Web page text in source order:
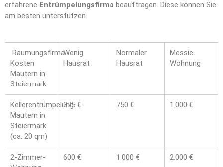
erfahrene Entrümpelungsfirma beauftragen. Diese können Sie
am besten unterstützen.
Räumungsfirma
Kosten
Mautern in
Steiermark
Wenig
Hausrat
Normaler
Hausrat
Messie
Wohnung
Kellerentrümpelung
Mautern in
Steiermark
(ca. 20 qm)
375 € 750 € 1.000 €
2-Zimmer-
600 € 1.000 € 2.000 €